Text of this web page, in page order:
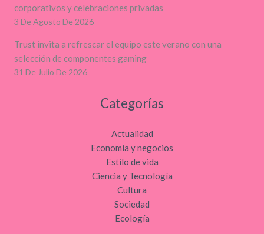
corporativos y celebraciones privadas
3 De Agosto De 2026
Trust invita a refrescar el equipo este verano con una
selección de componentes gaming
31 De Julio De 2026
Categorías
Actualidad
Economía y negocios
Estilo de vida
Ciencia y Tecnología
Cultura
Sociedad
Ecología